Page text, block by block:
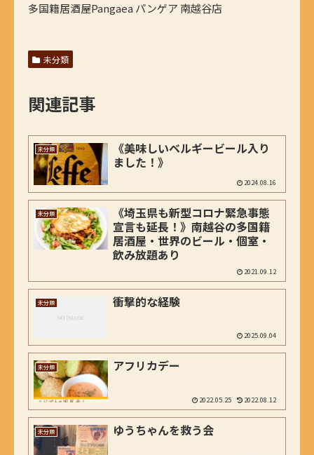
多国籍居酒屋Pangaea パンゲア 南越谷店
未分類
関連記事
未分類
《美味しいベルギービール入り
ました！》
2024.08.16
未分類
《埼玉県も新型コロナ緊急事態
宣言も延長！》南越谷の多国籍
居酒屋・世界のビール・個室・
飲み放題あり
2021.09.12
未分類 衝撃的な経験
2025.09.04
未分類 アフリカデー
2022.05.25 2022.08.12
未分類 ゆうちゃんを救う会